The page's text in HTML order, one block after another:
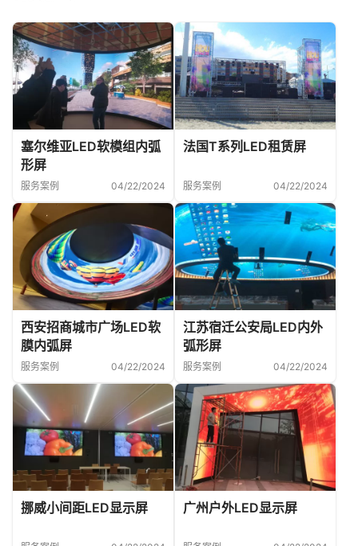
塞尔维亚LED软模组内弧
形屏
服务案例 04/22/2024
法国T系列LED租赁屏
服务案例 04/22/2024
西安招商城市广场LED软
膜内弧屏
服务案例 04/22/2024
江苏宿迁公安局LED内外
弧形屏
服务案例 04/22/2024
挪威小间距LED显示屏 广州户外LED显示屏